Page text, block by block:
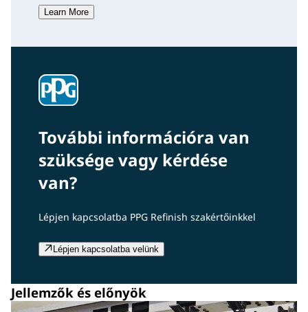
Learn More
További információra van
szüksége vagy kérdése
van?
Lépjen kapcsolatba PPG Refinish szakértőinkkel
Lépjen kapcsolatba velünk
Jellemzők és előnyök